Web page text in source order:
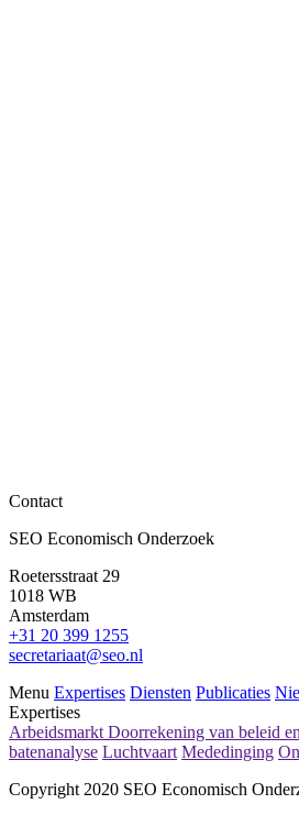
SEO nieuwsitems
Bas ter Weel biedt richtlijn over
Lees meer
Contact
SEO Economisch Onderzoek
Roetersstraat 29
1018 WB
Amsterdam
+31 20 399 1255
secretariaat@seo.nl
Menu Expertises Diensten Publicaties
Expertises
Arbeidsmarkt Doorrekening van beleid
batenanalyse Luchtvaart Mededinging
Copyright 2020 SEO Economisch